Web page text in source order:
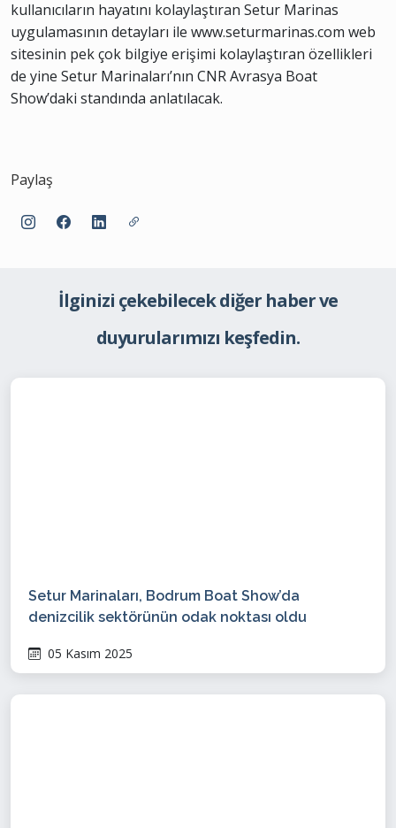
kullanıcıların hayatını kolaylaştıran Setur Marinas
uygulamasının detayları ile www.seturmarinas.com web
sitesinin pek çok bilgiye erişimi kolaylaştıran özellikleri
de yine Setur Marinaları’nın CNR Avrasya Boat
Show’daki standında anlatılacak.
Paylaş
İlginizi çekebilecek diğer haber ve
duyurularımızı keşfedin.
Setur Marinaları, Bodrum Boat Show’da
denizcilik sektörünün odak noktası oldu
05 Kasım 2025